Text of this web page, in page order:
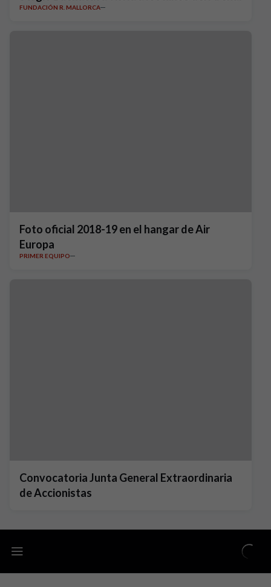
FUNDACIÓN R. MALLORCA
Foto oficial 2018-19 en el hangar de Air
Europa
PRIMER EQUIPO
Convocatoria Junta General Extraordinaria
de Accionistas